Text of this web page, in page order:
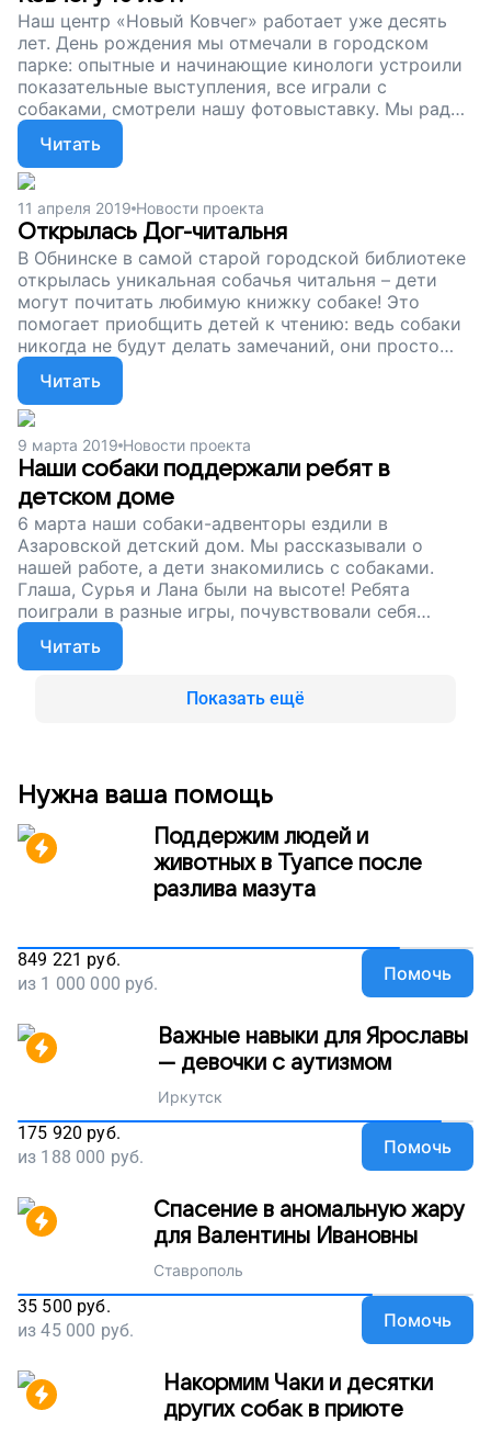
Наш центр «Новый Ковчег» работает уже десять
лет. День рождения мы отмечали в городском
парке: опытные и начинающие кинологи устроили
показательные выступления, все играли с
собаками, смотрели нашу фотовыставку. Мы рады,
что так много людей интересуются жизнью
бездомных собак – ведь помочь им может каждый.
Сейчас мы собираем деньги на корм. Поддержите
тех, кто знал голод, боль и уличную жизнь.
Читать
11 апреля 2019 Новости проекта
Открылась Дог-читальня
В Обнинске в самой старой городской библиотеке
открылась уникальная собачья читальня – дети
могут почитать любимую книжку собаке! Это
помогает приобщить детей к чтению: ведь собаки
никогда не будут делать замечаний, они просто
внимательно слушают, а потом с ними можно и
поиграть. Все ребята, почитав книжку собаке,
потом взяли ее домой дочитывать. А мы
продолжаем собирать деньги на корм для
животных. Помогите бездомным собакам
дождаться нового хозяина, работать с детьми и
забыть о голодной жизни на улице.
Читать
9 марта 2019 Новости проекта
Наши собаки поддержали ребят в
детском доме
6 марта наши собаки-адвенторы ездили в
Азаровской детский дом. Мы рассказывали о
нашей работе, а дети знакомились с собаками.
Глаша, Сурья и Лана были на высоте! Ребята
поиграли в разные игры, почувствовали себя
ответственными владельцами собак. А мы
продолжаем собирать деньги, чтобы бездомные
собаки обретали дом, жили в тепле и заботе.
Поддержите наш проект!
Читать
Показать ещё
Нужна ваша помощь
Поддержим людей и
животных в Туапсе после
разлива мазута
849 221 руб.
из 1 000 000 руб. Помочь
Важные навыки для Ярославы
— девочки с аутизмом
Иркутск
175 920 руб.
из 188 000 руб. Помочь
Спасение в аномальную жару
для Валентины Ивановны
Ставрополь
35 500 руб.
из45 000 руб. Помочь
Накормим Чаки и десятки
других собак в приюте